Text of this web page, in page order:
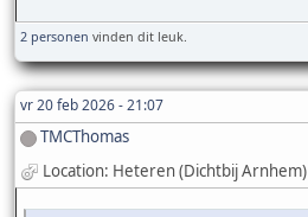
2 personen vinden dit leuk.
vr 20 feb 2026 - 21:07
TMCThomas
Location: Heteren (Dichtbij Arnhem)